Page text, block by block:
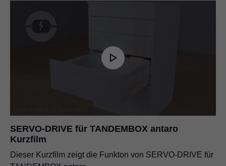
SERVO-DRIVE für TANDEMBOX antaro
Kurzfilm
Dieser Kurzfilm zeigt die Funkton von SERVO-DRIVE für